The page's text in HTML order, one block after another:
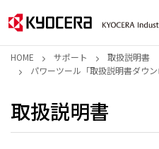
HOME サポート
取扱説明書
パワーツール「取扱説明書ダウ
取扱説明書